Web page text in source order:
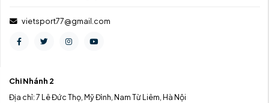
vietsport77@gmail.com
Chi Nhánh 2
Địa chỉ: 7 Lê Đức Thọ, Mỹ Đình, Nam Từ Liêm, Hà Nội